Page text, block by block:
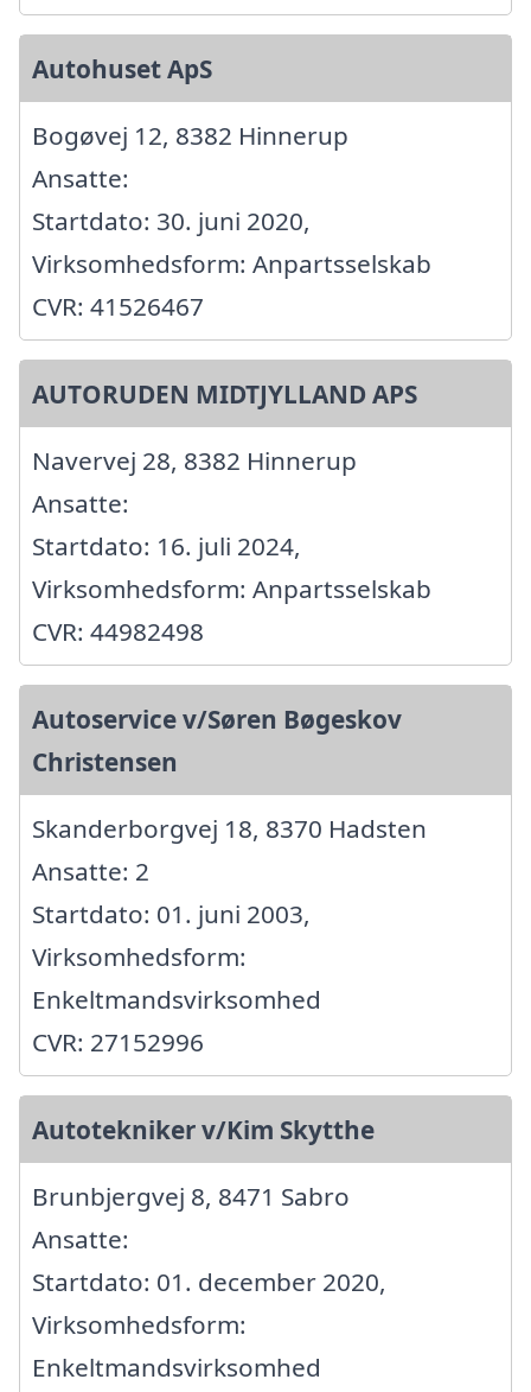
Autohuset ApS
Bogøvej 12, 8382 Hinnerup
Ansatte:
Startdato: 30. juni 2020,
Virksomhedsform: Anpartsselskab
CVR: 41526467
AUTORUDEN MIDTJYLLAND APS
Navervej 28, 8382 Hinnerup
Ansatte:
Startdato: 16. juli 2024,
Virksomhedsform: Anpartsselskab
CVR: 44982498
Autoservice v/Søren Bøgeskov
Christensen
Skanderborgvej 18, 8370 Hadsten
Ansatte: 2
Startdato: 01. juni 2003,
Virksomhedsform:
Enkeltmandsvirksomhed
CVR: 27152996
Autotekniker v/Kim Skytthe
Brunbjergvej 8, 8471 Sabro
Ansatte:
Startdato: 01. december 2020,
Virksomhedsform:
Enkeltmandsvirksomhed